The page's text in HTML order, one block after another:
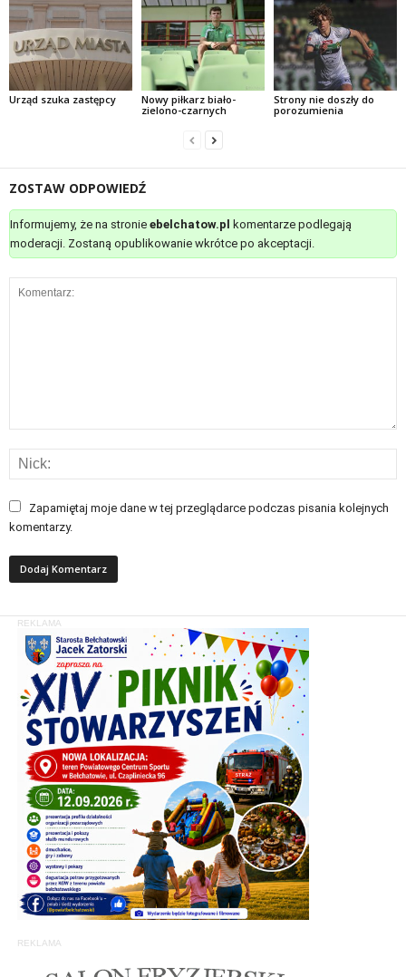
Urząd szuka zastępcy
Nowy piłkarz biało-
zielono-czarnych
Strony nie doszły do
porozumienia
ZOSTAW ODPOWIEDŹ
Informujemy, że na stronie ebelchatow.pl
komentarze podlegają
moderacji. Zostaną opublikowanie wkrótce po akceptacji.
Zapamiętaj moje dane w tej przeglądarce podczas pisania kolejnych
komentarzy.
REKLAMA
REKLAMA